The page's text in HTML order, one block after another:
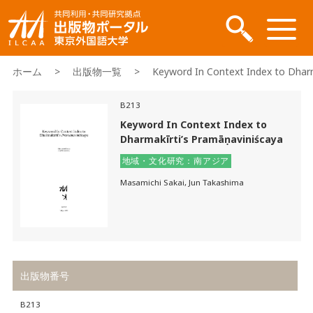
ホーム > 出版物一覧 > Keyword In Context Index to
B213
Keyword In Context Index to
Dharmakīrti’s Pramāṇaviniścaya
地域・文化研究：南アジア
Masamichi Sakai, Jun Takashima
出版物番号
B213